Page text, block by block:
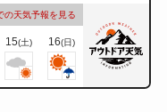
の天気予報を見る
15(土) 16(日)